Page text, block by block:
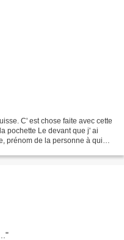
C' est chose faite avec cette
pochette Le devant que j' ai
prénom de la personne à qui